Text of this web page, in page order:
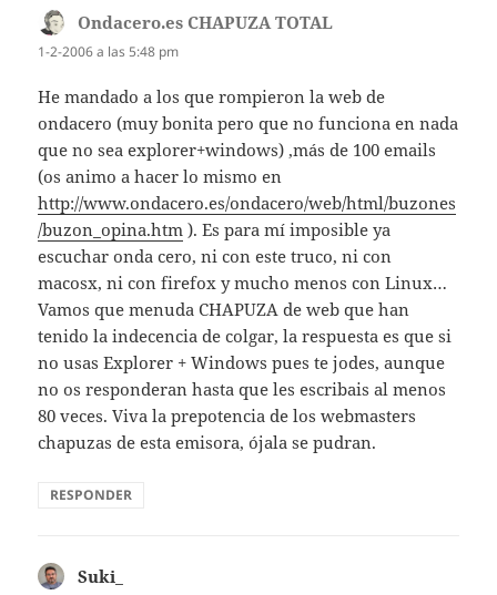
Ondacero.es CHAPUZA TOTAL
1-2-2006 a las 5:48 pm
He mandado a los que rompieron la web de
ondacero (muy bonita pero que no funciona en nada
que no sea explorer+windows) ,más de 100 emails
(os animo a hacer lo mismo en
http://www.ondacero.es/ondacero/web/html/buzones
/buzon_opina.htm ). Es para mí­ imposible ya
escuchar onda cero, ni con este truco, ni con
macosx, ni con firefox y mucho menos con Linux…
Vamos que menuda CHAPUZA de web que han
tenido la indecencia de colgar, la respuesta es que si
no usas Explorer + Windows pues te jodes, aunque
no os responderan hasta que les escribais al menos
80 veces. Viva la prepotencia de los webmasters
chapuzas de esta emisora, ójala se pudran.
RESPONDER
Suki_